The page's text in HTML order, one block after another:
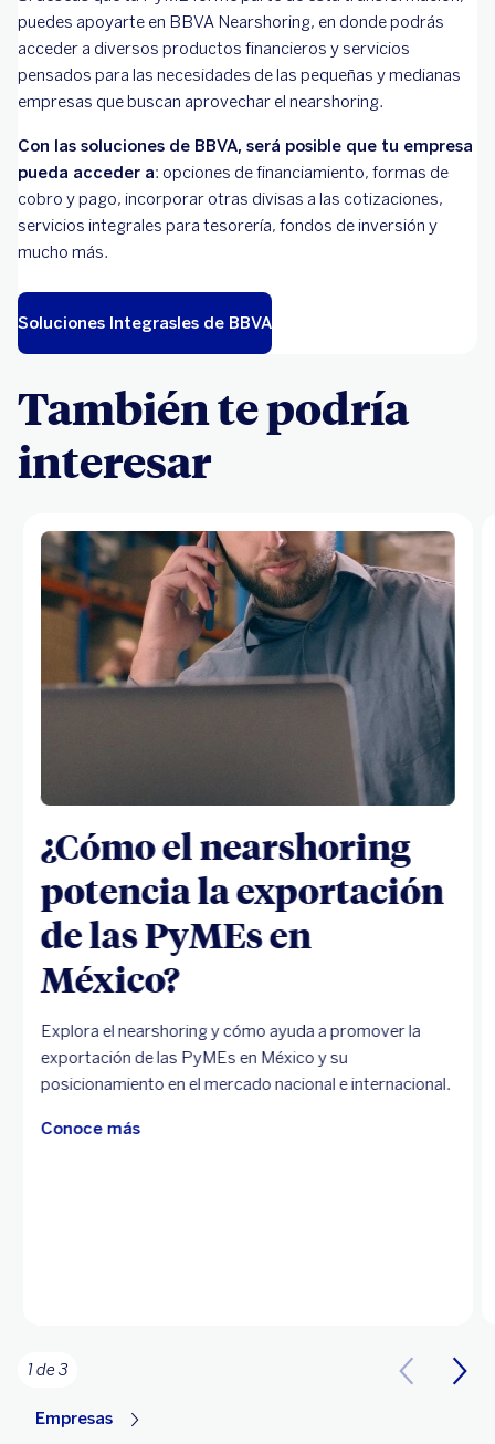
puedes apoyarte en BBVA Nearshoring, en donde podrás
acceder a diversos productos financieros y servicios
pensados para las necesidades de las pequeñas y medianas
empresas que buscan aprovechar el nearshoring.
Con las soluciones de BBVA, será posible que tu empresa
pueda acceder a: opciones de financiamiento, formas de
cobro y pago, incorporar otras divisas a las cotizaciones,
servicios integrales para tesorería, fondos de inversión y
mucho más.
Soluciones Integrasles de BBVA
También te podría
interesar
¿Cómo el nearshoring
potencia la exportación
de las PyMEs en
México?
Explora el nearshoring y cómo ayuda a promover la
exportación de las PyMEs en México y su
posicionamiento en el mercado nacional e internacional.
Conoce más
1 de 3
Empresas